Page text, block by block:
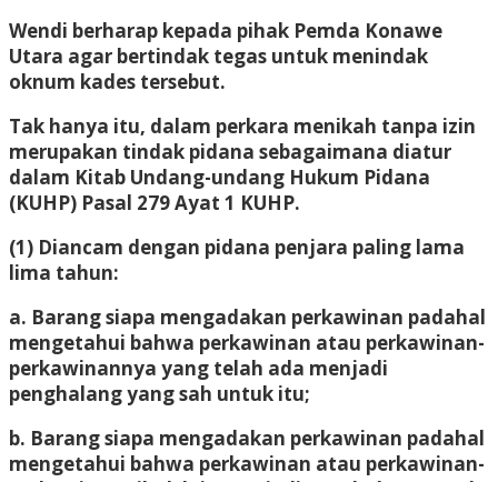
Wendi berharap kepada pihak Pemda Konawe
Utara agar bertindak tegas untuk menindak
oknum kades tersebut.
Tak hanya itu, dalam perkara menikah tanpa izin
merupakan tindak pidana sebagaimana diatur
dalam Kitab Undang-undang Hukum Pidana
(KUHP) Pasal 279 Ayat 1 KUHP.
(1) Diancam dengan pidana penjara paling lama
lima tahun:
a. Barang siapa mengadakan perkawinan padahal
mengetahui bahwa perkawinan atau perkawinan-
perkawinannya yang telah ada menjadi
penghalang yang sah untuk itu;
b. Barang siapa mengadakan perkawinan padahal
mengetahui bahwa perkawinan atau perkawinan-